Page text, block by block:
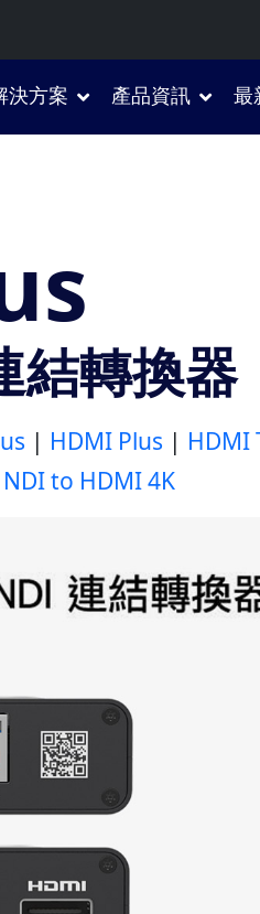
決方案 產品資訊 最
結轉換器
| HDMI Plus | HDMI
NDI to HDMI 4K